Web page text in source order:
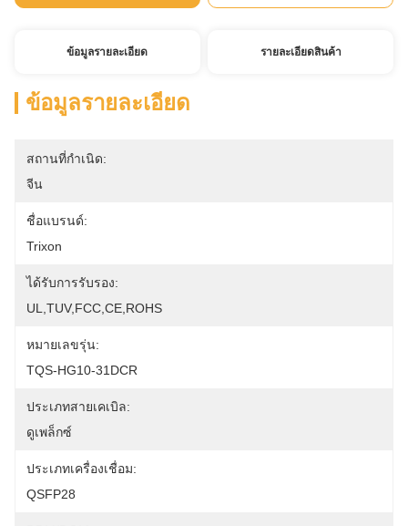
ข้อมูลรายละเอียด รายละเอียดสินค้า
ข้อมูลรายละเอียด
สถานที่กำเนิด:
จีน
ชื่อแบรนด์:
Trixon
ได้รับการรับรอง:
UL,TUV,FCC,CE,ROHS
หมายเลขรุ่น:
TQS-HG10-31DCR
ประเภทสายเคเบิล:
ดูเพล็กซ์
ประเภทเครื่องเชื่อม:
QSFP28